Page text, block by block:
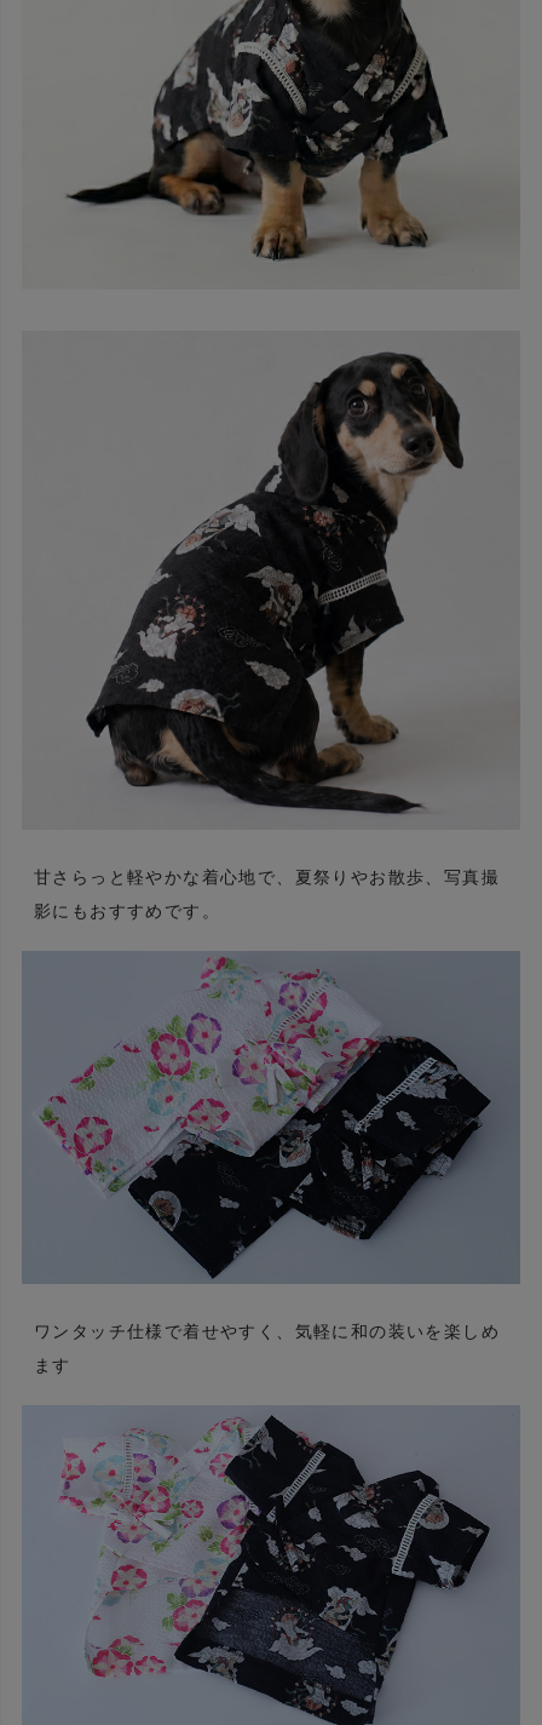
甘さらっと軽やかな着心地で、夏祭りやお散歩、写真撮
影にもおすすめです。
ワンタッチ仕様で着せやすく、気軽に和の装いを楽しめ
ます